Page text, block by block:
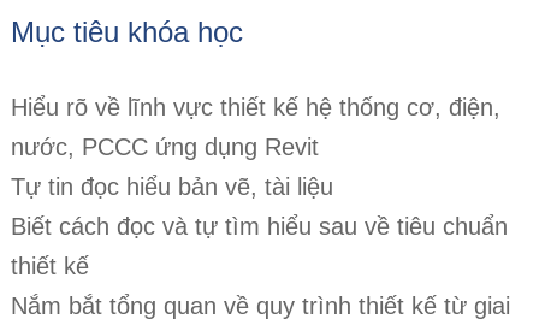
Mục tiêu khóa học
Hiểu rõ về lĩnh vực thiết kế hệ thống cơ, điện,
nước, PCCC ứng dụng Revit
Tự tin đọc hiểu bản vẽ, tài liệu
Biết cách đọc và tự tìm hiểu sau về tiêu chuẩn
thiết kế
Nắm bắt tổng quan về quy trình thiết kế từ giai